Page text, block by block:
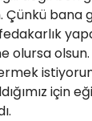
bana
olursa
için